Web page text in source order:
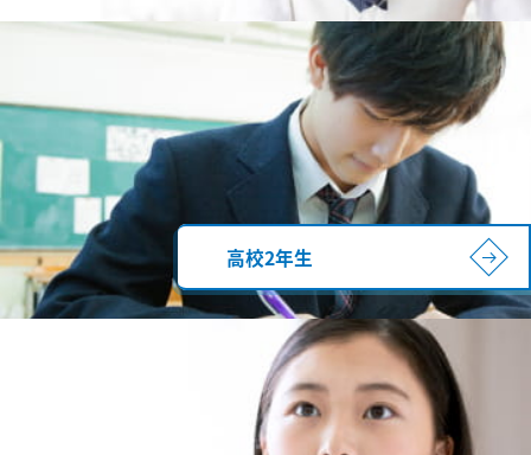
高校2年生